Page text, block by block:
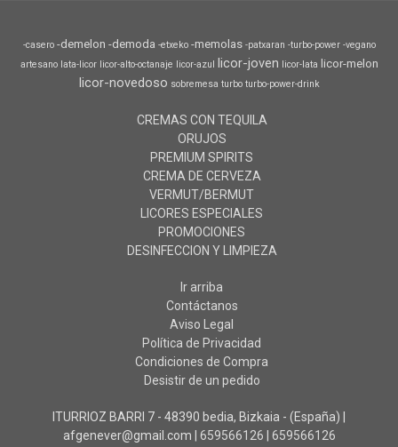
-casero -demelon -demoda -etxeko -memolas -patxaran -turbo-power -vegano
artesano lata-licor licor-alto-octanaje licor-azul licor-joven licor-lata licor-melon
licor-novedoso sobremesa turbo turbo-power-drink
CREMAS CON TEQUILA
ORUJOS
PREMIUM SPIRITS
CREMA DE CERVEZA
VERMUT/BERMUT
LICORES ESPECIALES
PROMOCIONES
DESINFECCION Y LIMPIEZA
Ir arriba
Contáctanos
Aviso Legal
Política de Privacidad
Condiciones de Compra
Desistir de un pedido
ITURRIOZ BARRI 7 - 48390 bedia, Bizkaia - (España) |
afgenever@gmail.com | 659566126
659566126